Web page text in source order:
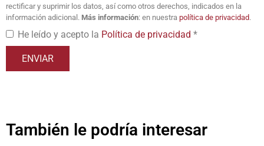
rectificar y suprimir los datos, así como otros derechos, indicados en la
información adicional. Más información: en nuestra política de privacidad.
He leído y acepto la Política de privacidad *
También le podría interesar